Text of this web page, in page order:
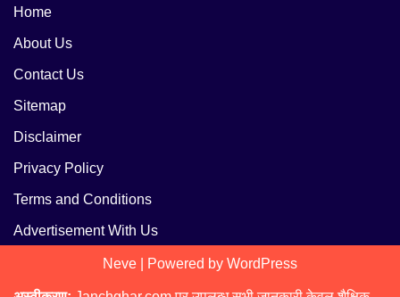
Home
About Us
Contact Us
Sitemap
Disclaimer
Privacy Policy
Terms and Conditions
Advertisement With Us
Neve | Powered by WordPress